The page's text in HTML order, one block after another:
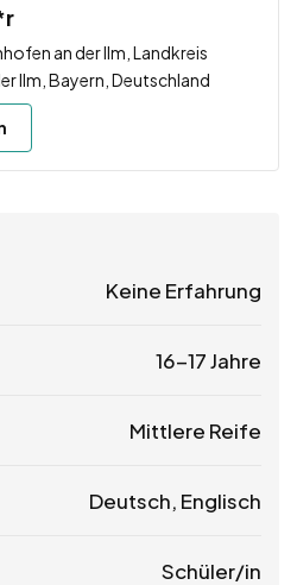
an der Ilm, Landkreis
Ilm, Bayern, Deutschland
Keine Erfahrung
16-17 Jahre
Mittlere Reife
Deutsch, Englisch
Schüler/in